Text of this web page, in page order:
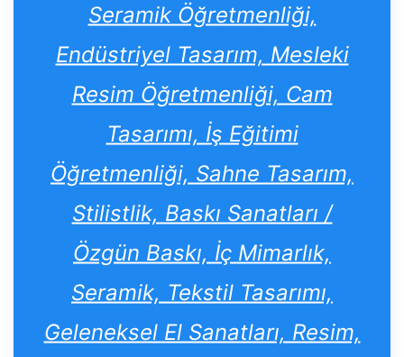
Seramik Öğretmenliği,
Endüstriyel Tasarım, Mesleki
Resim Öğretmenliği, Cam
Tasarımı, İş Eğitimi
Öğretmenliği, Sahne Tasarım,
Stilistlik, Baskı Sanatları /
Özgün Baskı, İç Mimarlık,
Seramik, Tekstil Tasarımı,
Geleneksel El Sanatları, Resim,